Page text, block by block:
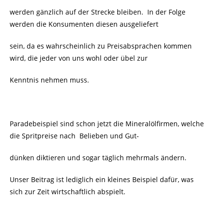
werden gänzlich auf der Strecke bleiben. In der Folge
werden die Konsumenten diesen ausgeliefert
sein, da es wahrscheinlich zu Preisabsprachen kommen
wird, die jeder von uns wohl oder übel zur
Kenntnis nehmen muss.
Paradebeispiel sind schon jetzt die Mineralölfirmen, welche
die Spritpreise nach Belieben und Gut-
dünken diktieren und sogar täglich mehrmals ändern.
Unser Beitrag ist lediglich ein kleines Beispiel dafür, was
sich zur Zeit wirtschaftlich abspielt.